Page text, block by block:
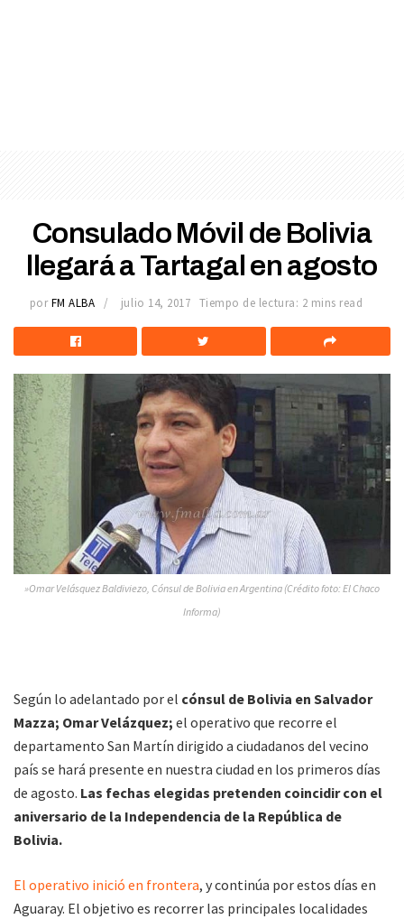
Consulado Móvil de Bolivia
llegará a Tartagal en agosto
por FM ALBA julio 14, 2017 Tiempo de lectura: 2 mins read
»Omar Velásquez Baldiviezo, Cónsul de Bolivia en Argentina (Crédito foto: El Chaco
Informa)
Según lo adelantado por el cónsul de Bolivia en Salvador
Mazza; Omar Velázquez; el operativo que recorre el
departamento San Martín dirigido a ciudadanos del vecino
país se hará presente en nuestra ciudad en los primeros días
de agosto. Las fechas elegidas pretenden coincidir con el
aniversario de la Independencia de la República de
Bolivia.
El operativo inició en frontera, y continúa por estos días en
Aguaray. El objetivo es recorrer las principales localidades